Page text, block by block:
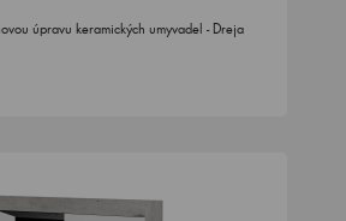
úpravu keramických umyvadel - Dreja